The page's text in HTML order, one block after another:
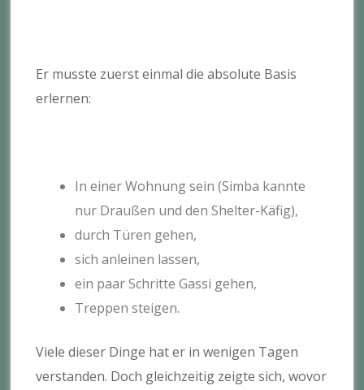
Er musste zuerst einmal die absolute Basis
erlernen:
In einer Wohnung sein (Simba kannte
nur Draußen und den Shelter-Käfig),
durch Türen gehen,
sich anleinen lassen,
ein paar Schritte Gassi gehen,
Treppen steigen.
Viele dieser Dinge hat er in wenigen Tagen
verstanden. Doch gleichzeitig zeigte sich, wovor